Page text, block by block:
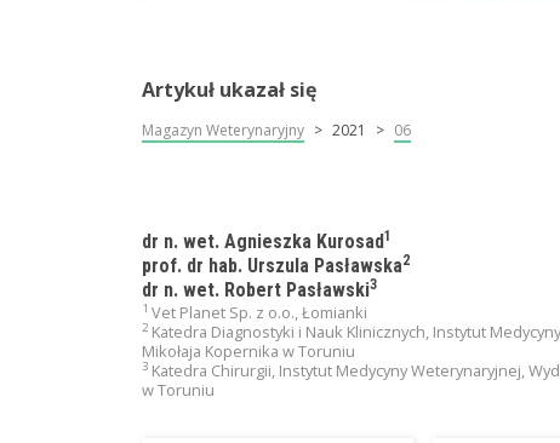
Artykuł ukazał się
Magazyn Weterynaryjny 2021 06
dr n. wet. Agnieszka Kurosad1
prof. dr hab. Urszula Pasławska2
dr n. wet. Robert Pasławski3
1 Vet Planet Sp. z o.o., Łomianki
2 Katedra Diagnostyki i Nauk Klinicznych, Instytut
Mikołaja Kopernika w Toruniu
3 Katedra Chirurgii, Instytut Medycyny Weterynaryjnej,
w Toruniu